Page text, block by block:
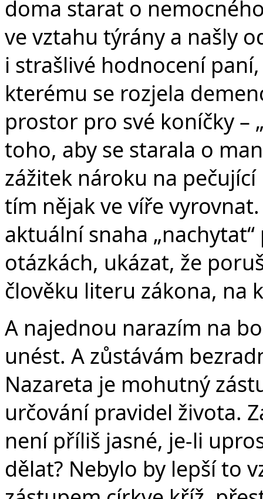
doma starat o
ve vztahu týrány a našly
i strašlivé hodnocení
kterému se rozjela
prostor pro své koníčky –
toho, aby se starala o
zážitek nároku na
tím nějak ve víře
aktuální snaha
otázkách, ukázat, že
člověku literu zákona, na
A najednou narazím na
unést. A zůstávám
Nazareta je mohutný
určování pravidel života.
není příliš jasné, je-li
dělat? Nebylo by lepší to